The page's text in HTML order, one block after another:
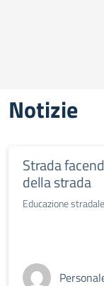
Notizie
Strada
della strada
Educazione stradale